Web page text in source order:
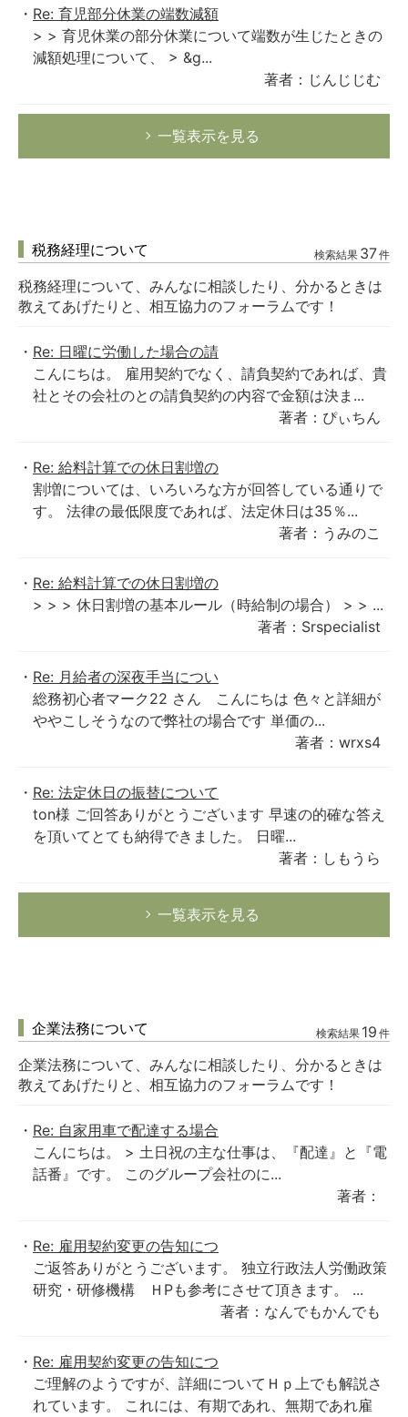
Re: 育児部分休業の端数減額
> > 育児休業の部分休業について端数が生じたときの
減額処理について、 > &g...
著者：じんじじむ
一覧表示を見る
税務経理について 検索結果 37件
税務経理について、みんなに相談したり、分かるときは
教えてあげたりと、相互協力のフォーラムです！
Re: 日曜に労働した場合の請
こんにちは。 雇用契約でなく、請負契約であれば、貴
社とその会社のとの請負契約の内容で金額は決ま...
著者：ぴぃちん
Re: 給料計算での休日割増の
割増については、いろいろな方が回答している通りで
す。 法律の最低限度であれば、法定休日は35％...
著者：うみのこ
Re: 給料計算での休日割増の
> > > 休日割増の基本ルール（時給制の場合） > > ...
著者：Srspecialist
Re: 月給者の深夜手当につい
総務初心者マーク22 さん こんにちは 色々と詳細が
ややこしそうなので弊社の場合です 単価の...
著者：wrxs4
Re: 法定休日の振替について
ton様 ご回答ありがとうございます 早速の的確な答え
を頂いてとても納得できました。 日曜...
著者：しもうら
一覧表示を見る
企業法務について 検索結果 19 件
企業法務について、みんなに相談したり、分かるときは
教えてあげたりと、相互協力のフォーラムです！
Re: 自家用車で配達する場合
こんにちは。 > 土日祝の主な仕事は、『配達』と『電
話番』です。 このグループ会社のに...
著者：
Re: 雇用契約変更の告知につ
ご返答ありがとうございます。 独立行政法人労働政策
研究・研修機構 ＨPも参考にさせて頂きます。 ...
著者：なんでもかんでも
Re: 雇用契約変更の告知につ
ご理解のようですが、詳細についてＨｐ上でも解説さ
れています。 これには、有期であれ、無期であれ雇